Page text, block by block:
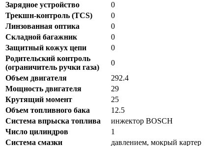
Зарядное устройство
0
Трекшн-контроль (TCS)
0
Линзованная оптика
0
Складной багажник
0
Защитный кожух цепи
0
Родительский контроль
(ограничитель ручки газа)
0
Объем двигателя
292.4
Мощность двигателя
29
Крутящий момент
25
Объем топливного бака
12.5
Система впрыска топлива
инжектор BOSCH
Число цилиндров
1
Система смазки
давлением, мокрый картер